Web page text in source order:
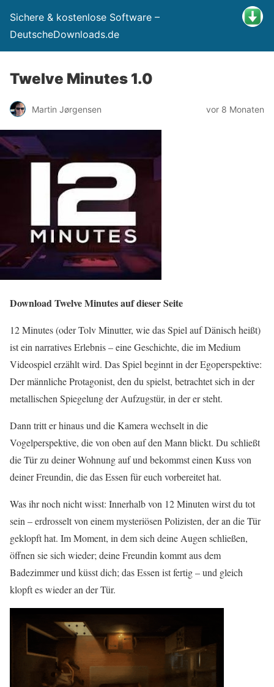
Sichere & kostenlose Software –
DeutscheDownloads.de
Twelve Minutes 1.0
Martin Jørgensen vor 8 Monaten
Download Twelve Minutes auf dieser Seite
12 Minutes (oder Tolv Minutter, wie das Spiel auf Dänisch heißt)
ist ein narratives Erlebnis – eine Geschichte, die im Medium
Videospiel erzählt wird. Das Spiel beginnt in der Egoperspektive:
Der männliche Protagonist, den du spielst, betrachtet sich in der
metallischen Spiegelung der Aufzugstür, in der er steht.
Dann tritt er hinaus und die Kamera wechselt in die
Vogelperspektive, die von oben auf den Mann blickt. Du schließt
die Tür zu deiner Wohnung auf und bekommst einen Kuss von
deiner Freundin, die das Essen für euch vorbereitet hat.
Was ihr noch nicht wisst: Innerhalb von 12 Minuten wirst du tot
sein – erdrosselt von einem mysteriösen Polizisten, der an die Tür
geklopft hat. Im Moment, in dem sich deine Augen schließen,
öffnen sie sich wieder; deine Freundin kommt aus dem
Badezimmer und küsst dich; das Essen ist fertig – und gleich
klopft es wieder an der Tür.